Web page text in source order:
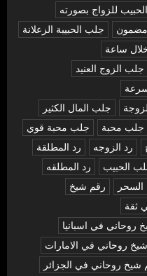
للزواج بصورته
جلب الحبيبة الزعلانة
ساعة
جلب الزوج العنيد
جلب المال الكثير
جلب محبة
جلب محبة قوي
رد الزوجه
رد المطلقة
الحبيب
رد المطلقه
رقم شيخ
ثقة
روحاني في اسبانيا
روحاني في الامارات
شيخ روحاني في الجزائر